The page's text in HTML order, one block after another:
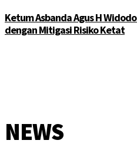
Ketum Asbanda Agus H
dengan Mitigasi Risiko Ketat
NEWS